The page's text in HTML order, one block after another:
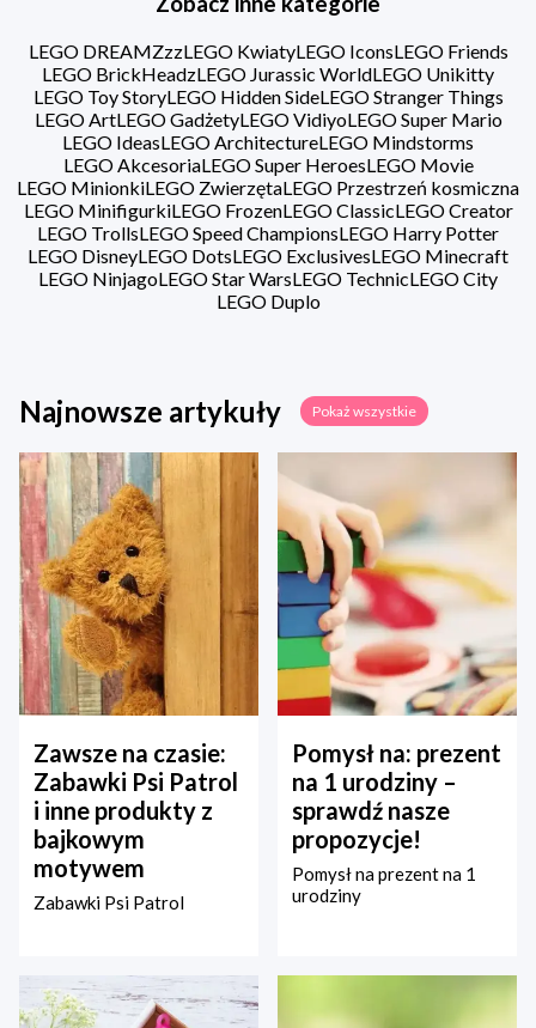
LEGO DREAMZzzLEGO KwiatyLEGO IconsLEGO Friends
LEGO BrickHeadzLEGO Jurassic WorldLEGO Unikitty
LEGO Toy StoryLEGO Hidden SideLEGO Stranger Things
LEGO ArtLEGO GadżetyLEGO VidiyoLEGO Super Mario
LEGO IdeasLEGO ArchitectureLEGO Mindstorms
LEGO AkcesoriaLEGO Super HeroesLEGO Movie
LEGO MinionkiLEGO ZwierzętaLEGO Przestrzeń kosmiczna
LEGO MinifigurkiLEGO FrozenLEGO ClassicLEGO Creator
LEGO TrollsLEGO Speed ChampionsLEGO Harry Potter
LEGO DisneyLEGO DotsLEGO ExclusivesLEGO Minecraft
LEGO NinjagoLEGO Star WarsLEGO TechnicLEGO City
LEGO Duplo
Najnowsze artykuły Pokaż wszystkie
Zawsze na czasie:
Zabawki Psi Patrol
i inne produkty z
bajkowym
motywem
Zabawki Psi Patrol
Pomysł na: prezent
na 1 urodziny –
sprawdź nasze
propozycje!
Pomysł na prezent na 1
urodziny